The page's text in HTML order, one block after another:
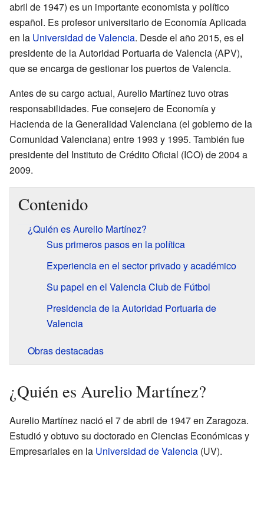
abril de 1947) es un importante economista y político
español. Es profesor universitario de Economía Aplicada
en la Universidad de Valencia. Desde el año 2015, es el
presidente de la Autoridad Portuaria de Valencia (APV),
que se encarga de gestionar los puertos de Valencia.
Antes de su cargo actual, Aurelio Martínez tuvo otras
responsabilidades. Fue consejero de Economía y
Hacienda de la Generalidad Valenciana (el gobierno de la
Comunidad Valenciana) entre 1993 y 1995. También fue
presidente del Instituto de Crédito Oficial (ICO) de 2004 a
2009.
Contenido
¿Quién es Aurelio Martínez?
Sus primeros pasos en la política
Experiencia en el sector privado y académico
Su papel en el Valencia Club de Fútbol
Presidencia de la Autoridad Portuaria de
Valencia
Obras destacadas
¿Quién es Aurelio Martínez?
Aurelio Martínez nació el 7 de abril de 1947 en Zaragoza.
Estudió y obtuvo su doctorado en Ciencias Económicas y
Empresariales en la Universidad de Valencia (UV).